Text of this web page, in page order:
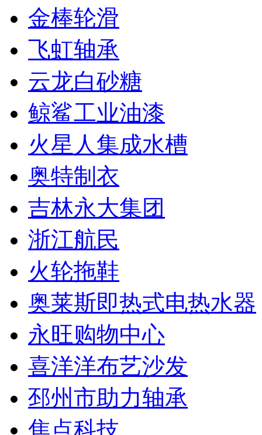
金棒轮滑
飞虹轴承
云龙白砂糖
鲸鲨工业油漆
火星人集成水槽
奥特制衣
吉林永大集团
浙江航民
火轮拖鞋
奥莱斯即热式电热水器
永旺购物中心
喜洋洋布艺沙发
邳州市助力轴承
焦点科技